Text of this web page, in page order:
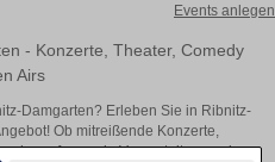
Events anlegen
- Konzerte, Theater, Comedy
Airs
Damgarten? Erleben Sie in Ribnitz-
Ob mitreißende Konzerte,
aufregende Veranstaltungen in